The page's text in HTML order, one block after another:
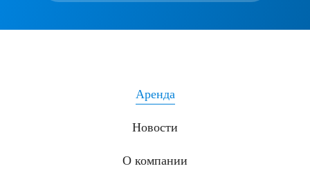
Аренда
Новости
О компании